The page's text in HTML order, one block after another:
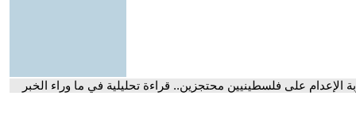
على فلسطينيين محتجزين.. قراءة تحليلية في ما وراء الخبر